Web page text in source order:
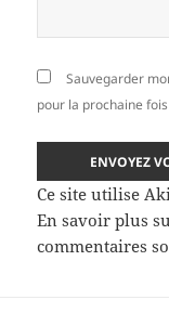
Sauvegarder
pour la prochaine
Ce site utilise
En savoir plus
commentaires